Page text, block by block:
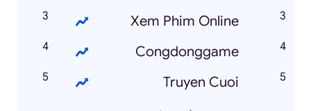
Xem Phim Online
Congdonggame
Truyen Cuoi